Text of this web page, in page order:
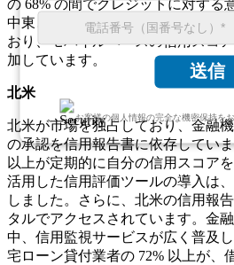
送信
お客様の個人情報の完全な機密保持を
の 68% の間でクレジットに対する
中東とアフリカでは、デジタル信
おり、モバイルベースの信用スコ
加しています。
北米
北米が市場を独占しており、金融
の承認を信用報告書に依存してい
以上が定期的に自分の信用スコア
活用した信用評価ツールの導入は
しました。さらに、北米の信用報
タルでアクセスされています。金
中、信用監視サービスが広く普及
宅ローン貸付業者の 72% 以上が、